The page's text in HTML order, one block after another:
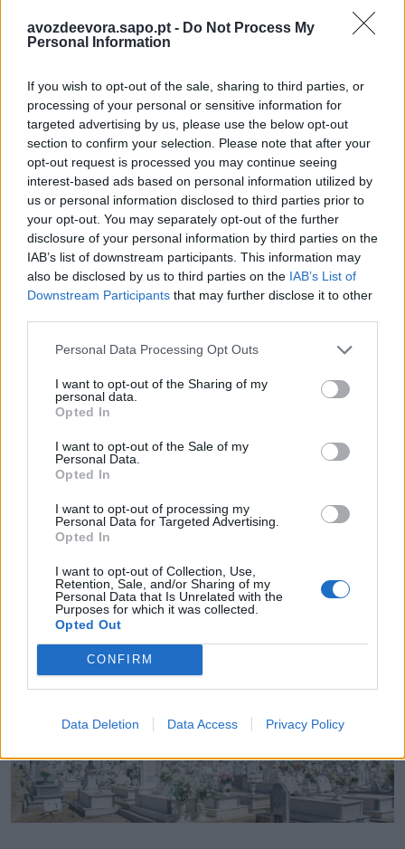
avozdeevora.sapo.pt - Do Not Process My
Personal Information
If you wish to opt-out of the sale, sharing to third parties, or
processing of your personal or sensitive information for
targeted advertising by us, please use the below opt-out
section to confirm your selection. Please note that after your
opt-out request is processed you may continue seeing
interest-based ads based on personal information utilized by
us or personal information disclosed to third parties prior to
your opt-out. You may separately opt-out of the further
disclosure of your personal information by third parties on the
IAB’s list of downstream participants. This information may
also be disclosed by us to third parties on the IAB’s List of
Downstream Participants that may further disclose it to other
Personal Data Processing Opt Outs
I want to opt-out of the Sharing of my
personal data.
Opted In
I want to opt-out of the Sale of my
Personal Data.
Opted In
I want to opt-out of processing my
Personal Data for Targeted Advertising.
Opted In
I want to opt-out of Collection, Use,
Retention, Sale, and/or Sharing of my
Personal Data that Is Unrelated with the
Purposes for which it was collected.
Opted Out
CONFIRM
Data Deletion Data Access Privacy Policy
Muro da Travessa da Palmeira
6/08/2026
Radares de Velocidade | Évora | agosto 2026
Distrito de Évora conhece sorteio da Taça de
Portugal 2026/2027
4/08/2026